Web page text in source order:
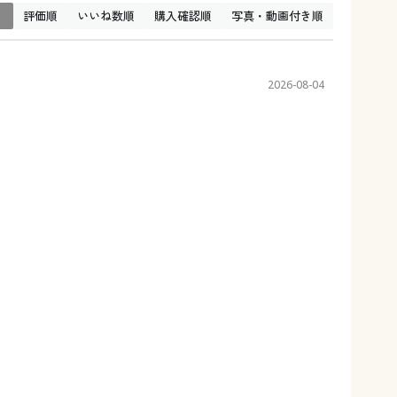
評価順 いいね数順 購入確認順 写真・動画付き順
2026-08-04